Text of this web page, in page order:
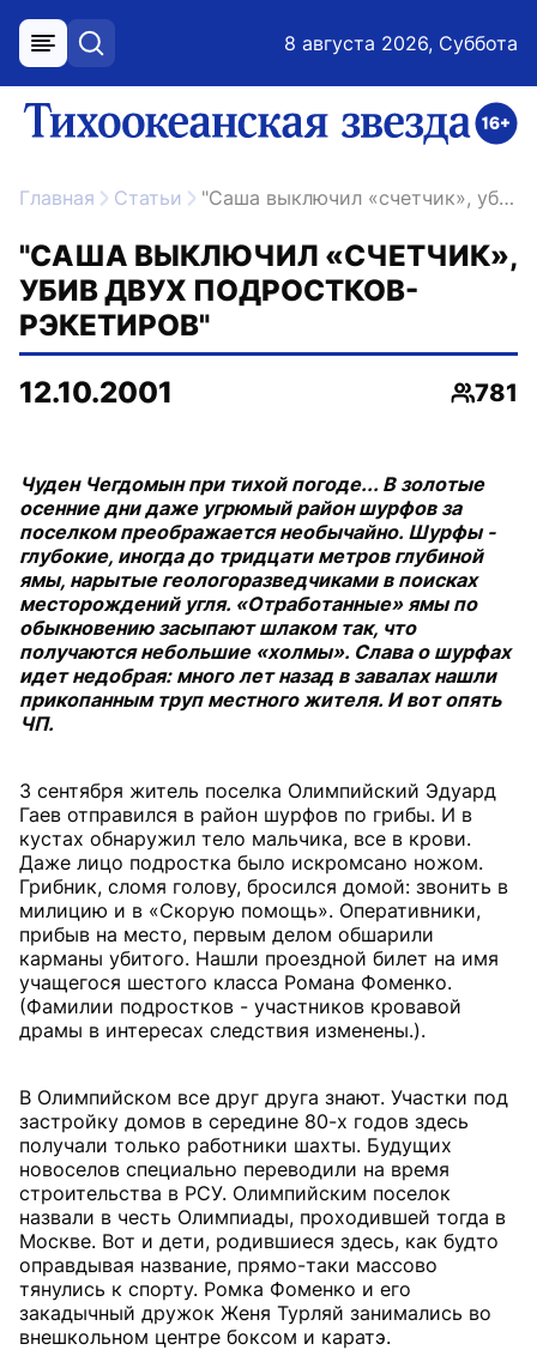
меню поиск 8 августа 2026, Суббота
ссылка на главную
Главная Статьи "Саша выключил «счетчик», убив двух подростков-рэкетиров"
"САША ВЫКЛЮЧИЛ «СЧЕТЧИК»,
УБИВ ДВУХ ПОДРОСТКОВ-
РЭКЕТИРОВ"
12.10.2001
781
Чуден Чегдомын при тихой погоде... В золотые
осенние дни даже угрюмый район шурфов за
поселком преображается необычайно. Шурфы -
глубокие, иногда до тридцати метров глубиной
ямы, нарытые геологоразведчиками в поисках
месторождений угля. «Отработанные» ямы по
обыкновению засыпают шлаком так, что
получаются небольшие «холмы». Слава о шурфах
идет недобрая: много лет назад в завалах нашли
прикопанным труп местного жителя. И вот опять
ЧП.
3 сентября житель поселка Олимпийский Эдуард
Гаев отправился в район шурфов по грибы. И в
кустах обнаружил тело мальчика, все в крови.
Даже лицо подростка было искромсано ножом.
Грибник, сломя голову, бросился домой: звонить в
милицию и в «Скорую помощь». Оперативники,
прибыв на место, первым делом обшарили
карманы убитого. Нашли проездной билет на имя
учащегося шестого класса Романа Фоменко.
(Фамилии подростков - участников кровавой
драмы в интересах следствия изменены.).
В Олимпийском все друг друга знают. Участки под
застройку домов в середине 80-х годов здесь
получали только работники шахты. Будущих
новоселов специально переводили на время
строительства в РСУ. Олимпийским поселок
назвали в честь Олимпиады, проходившей тогда в
Москве. Вот и дети, родившиеся здесь, как будто
оправдывая название, прямо-таки массово
тянулись к спорту. Ромка Фоменко и его
закадычный дружок Женя Турляй занимались во
внешкольном центре боксом и каратэ.